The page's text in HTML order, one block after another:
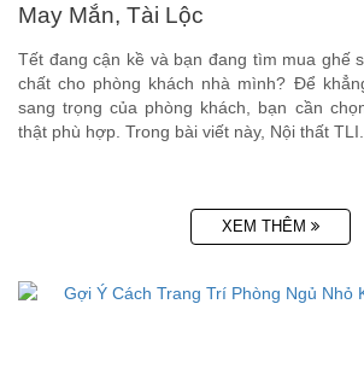
May Mắn, Tài Lộc
Tết đang cận kề và bạn đang tìm mua ghế
chất cho phòng khách nhà mình? Để
sang trọng của phòng khách, bạn cần
thật phù hợp. Trong bài viết này, Nội thất TLI...
XEM THÊM